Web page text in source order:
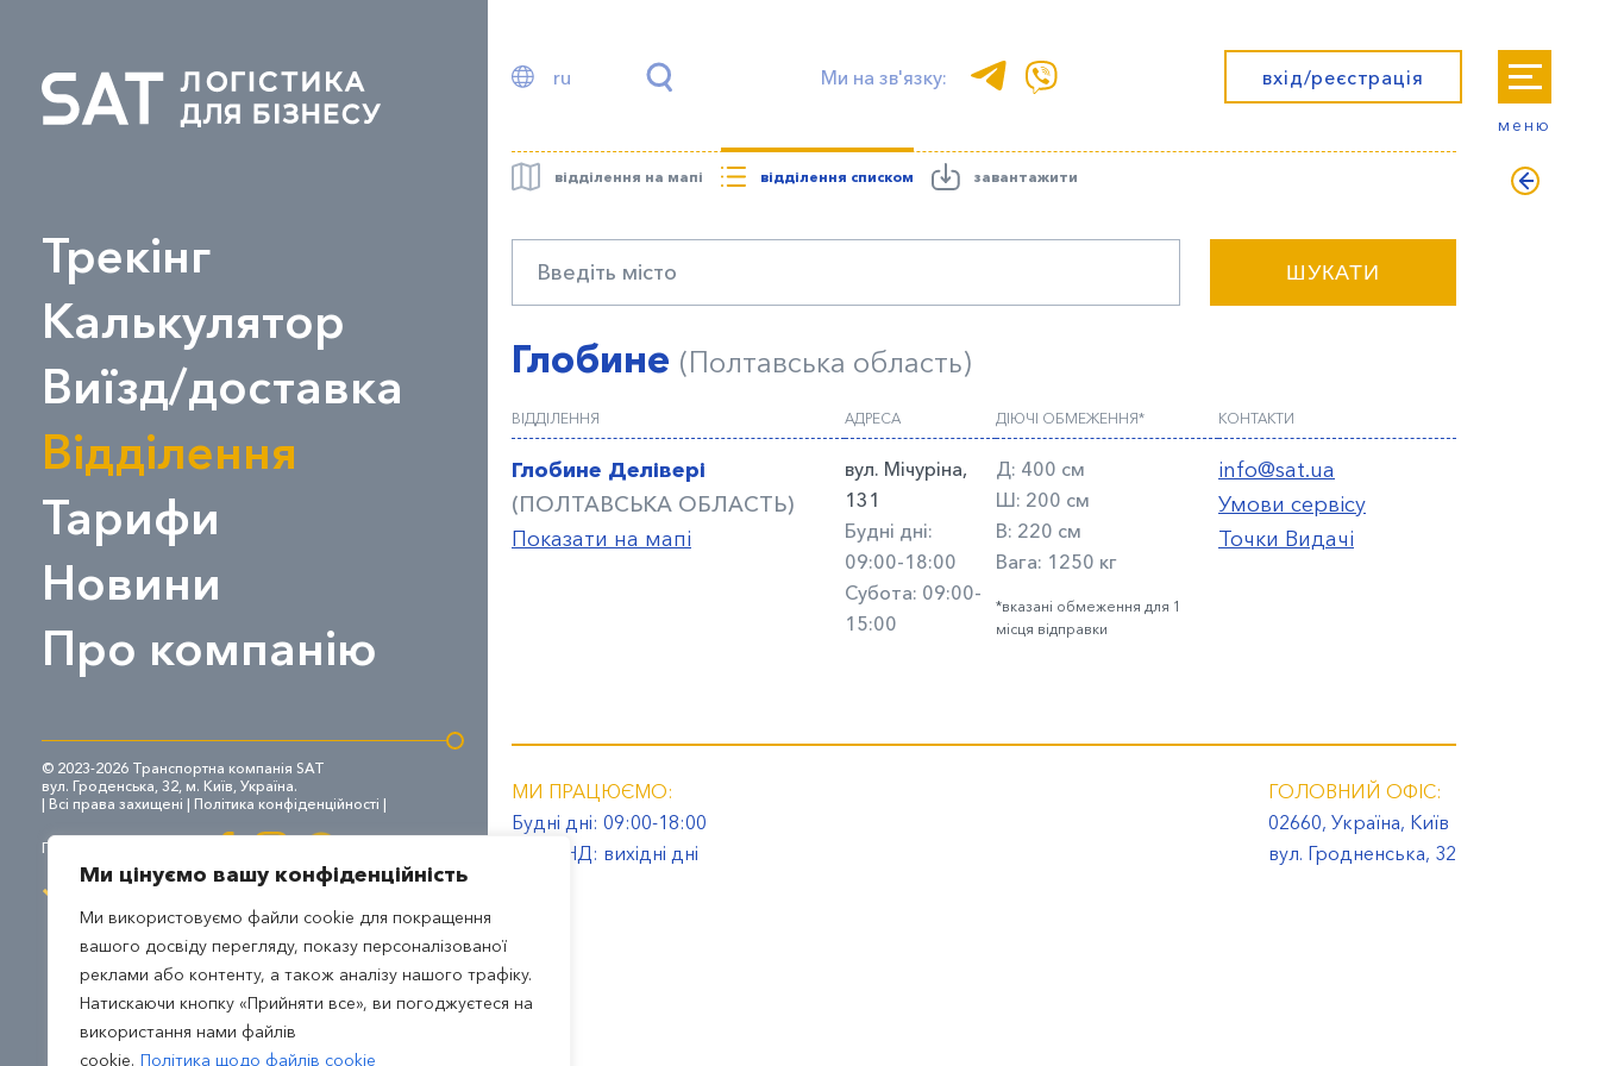
Ми цінуємо вашу конфіденційність
Ми використовуємо файли cookie для покращення
вашого досвіду перегляду, показу персоналізованої
реклами або контенту, а також аналізу нашого трафіку.
Натискаючи кнопку «Прийняти все», ви погоджуєтеся на
використання нами файлів
cookie. Політика щодо файлів cookie
Трекінг
Калькулятор
Виїзд/доставка
Відділення
Тарифи
Новини
Про компанію
© 2023-2026 Транспортна компанія SAT
вул. Гроденська, 32, м. Київ, Україна.
| Всі права захищені | Політика конфіденційності |
Приєднуйтесь до нас:
ru Ми на зв'язку: вхід/реєстрація
меню
відділення на мапі відділення списком завантажити
ШУКАТИ
Глобине (Полтавська область)
ВІДДІЛЕННЯ АДРЕСА ДІЮЧІ ОБМЕЖЕННЯ* КОНТАКТИ
Глобине Делівері
(ПОЛТАВСЬКА ОБЛАСТЬ)
Показати на мапі
вул. Мічуріна,
131
Будні дні:
09:00-18:00
Субота: 09:00-
15:00
Д: 400 см
Ш: 200 см
В: 220 см
Вага: 1250 кг
*вказані обмеження для 1
місця відправки
info@sat.ua
Умови сервісу
Точки Видачі
МИ ПРАЦЮЄМО:
Будні дні: 09:00-18:00
СБ та НД: вихідні дні
ГОЛОВНИЙ ОФІС:
02660, Україна, Київ
вул. Гродненська, 32